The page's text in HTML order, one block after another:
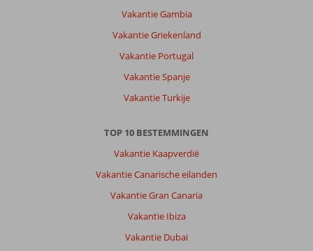
Vakantie Gambia
Vakantie Griekenland
Vakantie Portugal
Vakantie Spanje
Vakantie Turkije
TOP 10 BESTEMMINGEN
Vakantie Kaapverdië
Vakantie Canarische eilanden
Vakantie Gran Canaria
Vakantie Ibiza
Vakantie Dubai